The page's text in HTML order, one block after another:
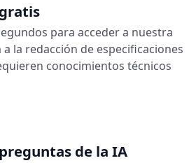
para acceder a nuestra
la redacción de especificaciones
conocimientos técnicos
de la IA